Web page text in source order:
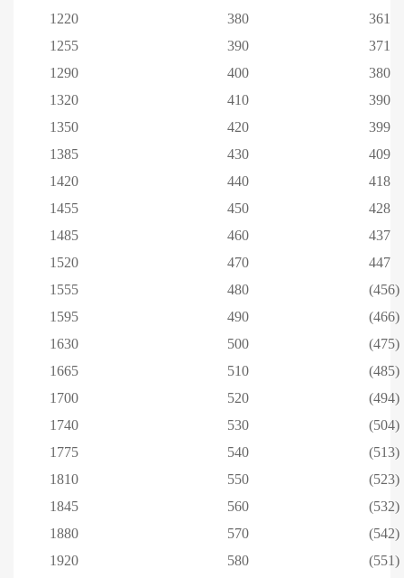
1220
380
361
1255
390
371
1290
400
380
1320
410
390
1350
420
399
1385
430
409
1420
440
418
1455
450
428
1485
460
437
1520
470
447
1555
480
(456)
1595
490
(466)
1630
500
(475)
1665
510
(485)
1700
520
(494)
1740
530
(504)
1775
540
(513)
1810
550
(523)
1845
560
(532)
1880
570
(542)
1920
580
(551)